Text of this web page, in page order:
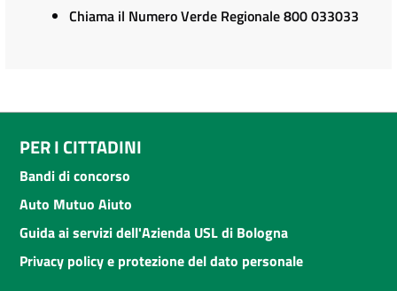
Chiama il Numero Verde Regionale 800 033033
PER I CITTADINI
Bandi di concorso
Auto Mutuo Aiuto
Guida ai servizi dell'Azienda USL di Bologna
Privacy policy e protezione del dato personale